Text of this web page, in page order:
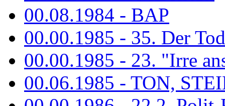
00.08.1984 - BAP
00.00.1985 - 35. Der
00.00.1985 - 23. "Irre
00.06.1985 - TON,